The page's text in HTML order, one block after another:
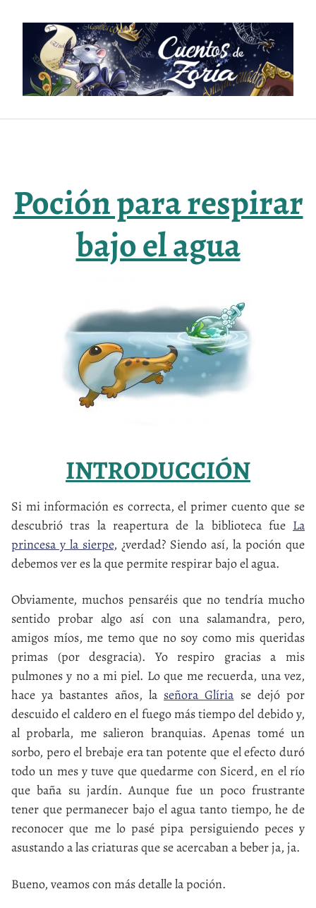
contenido
Poción para respirar
bajo el agua
INTRODUCCIÓN
Si mi información es correcta, el primer cuento que se
descubrió tras la reapertura de la biblioteca fue La
princesa y la sierpe, ¿verdad? Siendo así, la poción que
debemos ver es la que permite respirar bajo el agua.
Obviamente, muchos pensaréis que no tendría mucho
sentido probar algo así con una salamandra, pero,
amigos míos, me temo que no soy como mis queridas
primas (por desgracia). Yo respiro gracias a mis
pulmones y no a mi piel. Lo que me recuerda, una vez,
hace ya bastantes años, la señora Glíria se dejó por
descuido el caldero en el fuego más tiempo del debido y,
al probarla, me salieron branquias. Apenas tomé un
sorbo, pero el brebaje era tan potente que el efecto duró
todo un mes y tuve que quedarme con Sicerd, en el río
que baña su jardín. Aunque fue un poco frustrante
tener que permanecer bajo el agua tanto tiempo, he de
reconocer que me lo pasé pipa persiguiendo peces y
asustando a las criaturas que se acercaban a beber ja, ja.
Bueno, veamos con más detalle la poción.